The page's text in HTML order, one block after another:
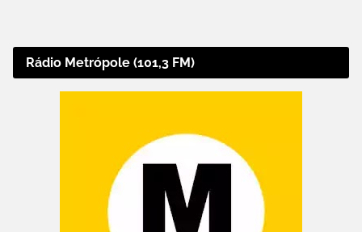
Rádio Metrópole (101,3 FM)